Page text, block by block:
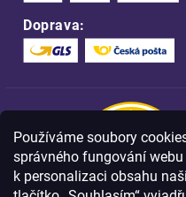
Používáme soubory
správného fungování
k personalizaci obsahu
Doprava: